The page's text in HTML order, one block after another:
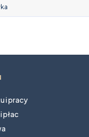
i pracy
płac